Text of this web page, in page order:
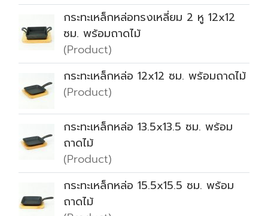
กระทะเหล็กหล่อทรงเหลี่ยม 2 หู 12x12
ซม. พร้อมถาดไม้
(Product)
กระทะเหล็กหล่อ 12x12 ซม. พร้อมถาดไม้
(Product)
กระทะเหล็กหล่อ 13.5x13.5 ซม. พร้อม
ถาดไม้
(Product)
กระทะเหล็กหล่อ 15.5x15.5 ซม. พร้อม
ถาดไม้